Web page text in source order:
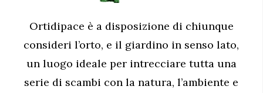
Ortidipace è a disposizione di chiunque
consideri l’orto, e il giardino in senso lato,
un luogo ideale per intrecciare tutta una
serie di scambi con la natura, l’ambiente e